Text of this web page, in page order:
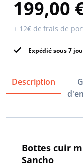
199,00
+ 12€ de frais de
Expédié sous 7
Description
Bottes cuir
Sancho